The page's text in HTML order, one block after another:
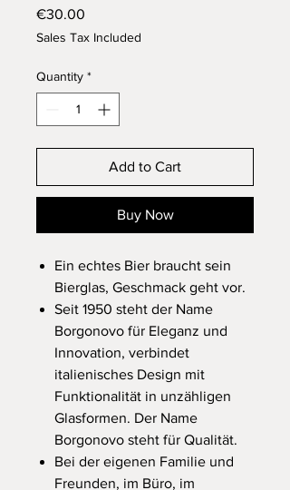
€30.00
Sales Tax Included
Quantity *
Add to Cart
Buy Now
Ein echtes Bier braucht sein
Bierglas, Geschmack geht vor.
Seit 1950 steht der Name
Borgonovo für Eleganz und
Innovation, verbindet
italienisches Design mit
Funktionalität in unzähligen
Glasformen. Der Name
Borgonovo steht für Qualität.
Bei der eigenen Familie und
Freunden, im Büro, im